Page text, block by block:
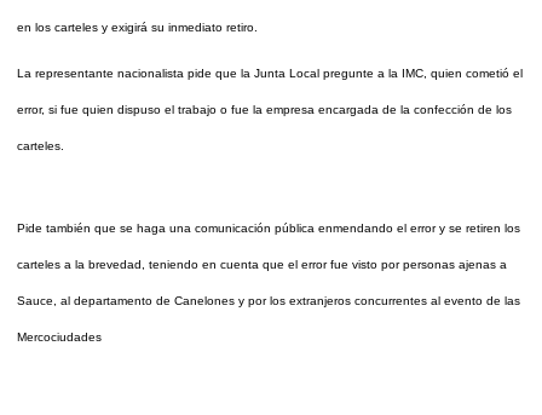
en los carteles y exigirá su inmediato retiro.
La representante nacionalista pide que la Junta Local pregunte a la IMC, quien cometió el
error, si fue quien dispuso el trabajo o fue la empresa encargada de la confección de los
carteles.
Pide también que se haga una comunicación pública enmendando el error y se retiren los
carteles a la brevedad, teniendo en cuenta que el error fue visto por personas ajenas a
Sauce, al departamento de Canelones y por los extranjeros concurrentes al evento de las
Mercociudades